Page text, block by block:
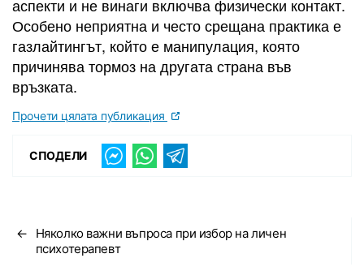
аспекти и не винаги включва физически контакт.
Особено неприятна и често срещана практика е
газлайтингът, който е манипулация, която
причинява тормоз на другата страна във
връзката.
Прочети цялата публикация
СПОДЕЛИ
←
Няколко важни въпроса при избор на личен
психотерапевт